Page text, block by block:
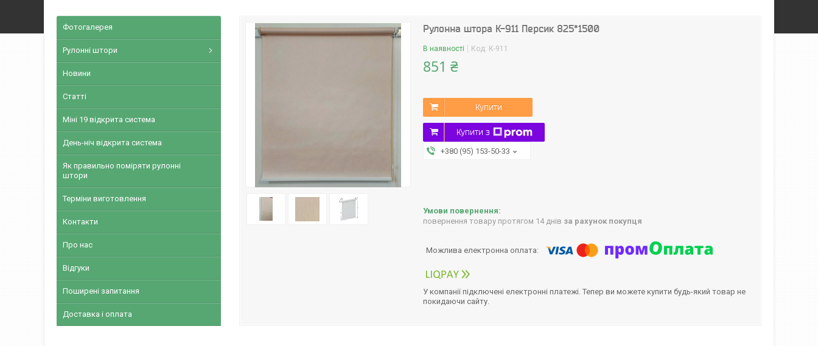
Рулонна штора К-911 Персик 825*1500
В наявності Код: К-911
851 ₴
Купити
Купити з
+380 (95) 153-50-33
повернення товару протягом 14 днів за рахунок покупця
У компанії підключені електронні платежі. Тепер ви можете купити будь-який товар не
покидаючи сайту.
Фотогалерея
Рулонні штори
Новини
Статті
Міні 19 відкрита система
День-ніч відкрита система
Як правильно поміряти рулонні
штори
Терміни виготовлення
Контакти
Про нас
Відгуки
Поширені запитання
Доставка і оплата